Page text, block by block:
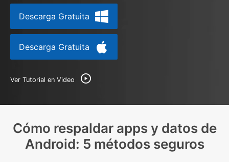
Encuentra Más Soluciones
Descarga Gratuita
Descarga Gratuita
Ver Tutorial en Video
Cómo respaldar apps y datos de
Android: 5 métodos seguros